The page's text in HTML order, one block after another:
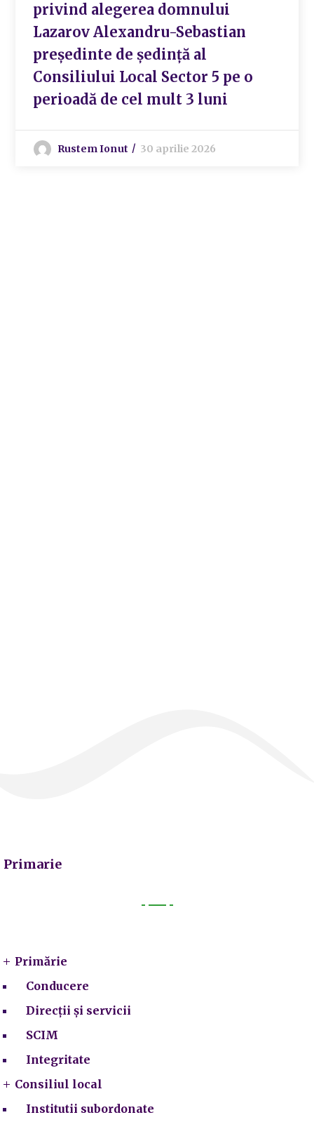
privind alegerea domnului
Lazarov Alexandru-Sebastian
preşedinte de şedinţă al
Consiliului Local Sector 5 pe o
perioadă de cel mult 3 luni
Rustem Ionut 30 aprilie 2026
Primarie
Primărie
Conducere
Direcții și servicii
SCIM
Integritate
Consiliul local
Institutii subordonate